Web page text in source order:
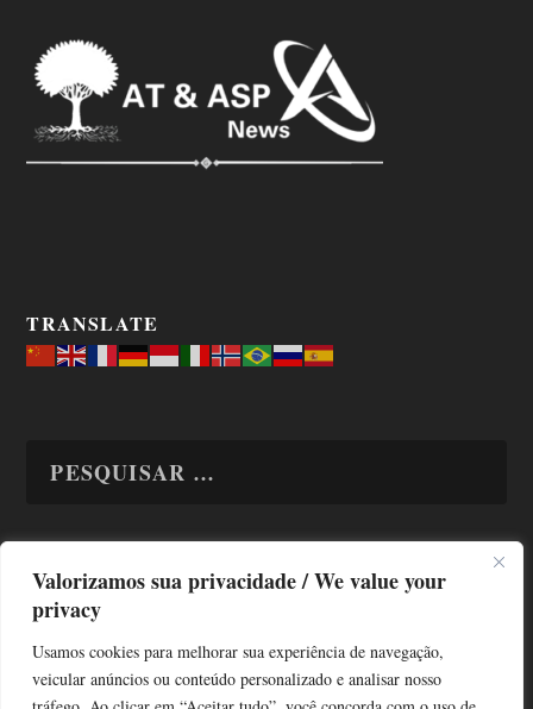
Valorizamos sua privacidade / We value your
privacy
Usamos cookies para melhorar sua experiência de navegação,
veicular anúncios ou conteúdo personalizado e analisar nosso
TRANSLATE
TODAS OS ASSUNTOS